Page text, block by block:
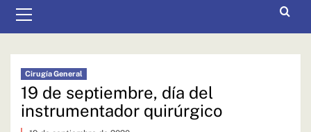
primario
Cirugía General
19 de septiembre, día del
instrumentador quirúrgico